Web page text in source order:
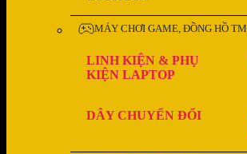
MÁY CHƠI GAME, ĐỒNG HỒ TM
LINH KIỆN & PHỤ
KIỆN LAPTOP
DÂY CHUYỂN ĐỔI